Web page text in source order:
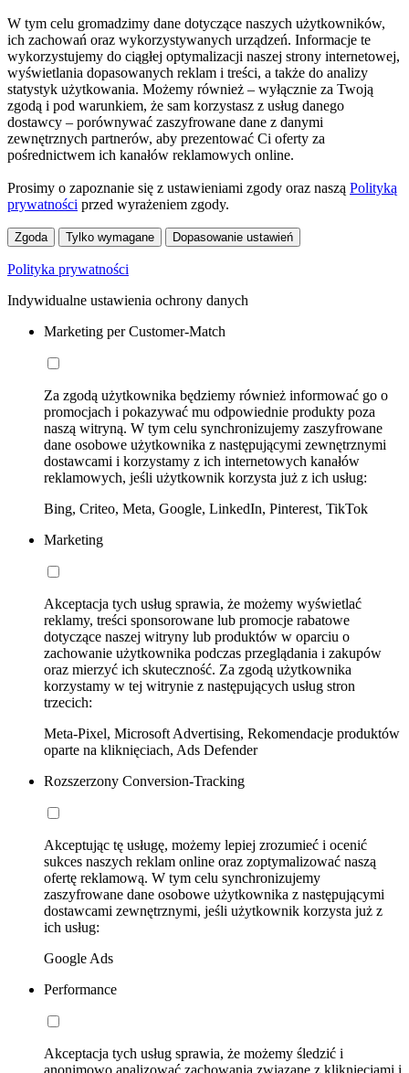
W tym celu gromadzimy dane dotyczące naszych użytkowników,
ich zachowań oraz wykorzystywanych urządzeń. Informacje te
wykorzystujemy do ciągłej optymalizacji naszej strony internetowej,
wyświetlania dopasowanych reklam i treści, a także do analizy
statystyk użytkowania. Możemy również – wyłącznie za Twoją
zgodą i pod warunkiem, że sam korzystasz z usług danego
dostawcy – porównywać zaszyfrowane dane z danymi
zewnętrznych partnerów, aby prezentować Ci oferty za
pośrednictwem ich kanałów reklamowych online.
Prosimy o zapoznanie się z ustawieniami zgody oraz naszą Polityką
prywatności przed wyrażeniem zgody.
Zgoda Tylko wymagane Dopasowanie ustawień
Polityka prywatności
Indywidualne ustawienia ochrony danych
Marketing per Customer-Match
Za zgodą użytkownika będziemy również informować go o
promocjach i pokazywać mu odpowiednie produkty poza
naszą witryną. W tym celu synchronizujemy zaszyfrowane
dane osobowe użytkownika z następującymi zewnętrznymi
dostawcami i korzystamy z ich internetowych kanałów
reklamowych, jeśli użytkownik korzysta już z ich usług:
Bing, Criteo, Meta, Google, LinkedIn, Pinterest, TikTok
Marketing
Akceptacja tych usług sprawia, że możemy wyświetlać
reklamy, treści sponsorowane lub promocje rabatowe
dotyczące naszej witryny lub produktów w oparciu o
zachowanie użytkownika podczas przeglądania i zakupów
oraz mierzyć ich skuteczność. Za zgodą użytkownika
korzystamy w tej witrynie z następujących usług stron
trzecich:
Meta-Pixel, Microsoft Advertising, Rekomendacje produktów
oparte na kliknięciach, Ads Defender
Rozszerzony Conversion-Tracking
Akceptując tę usługę, możemy lepiej zrozumieć i ocenić
sukces naszych reklam online oraz zoptymalizować naszą
ofertę reklamową. W tym celu synchronizujemy
zaszyfrowane dane osobowe użytkownika z następującymi
dostawcami zewnętrznymi, jeśli użytkownik korzysta już z
ich usług:
Google Ads
Performance
Akceptacja tych usług sprawia, że możemy śledzić i
anonimowo analizować zachowania związane z kliknięciami i